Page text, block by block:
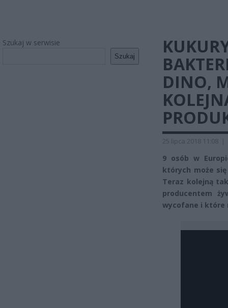
Szukaj w serwisie
Szukaj
DINO,
25 lipca 2018 11:08 |
9 osób w
których może
Teraz kolejną
producentem
wycofane i które